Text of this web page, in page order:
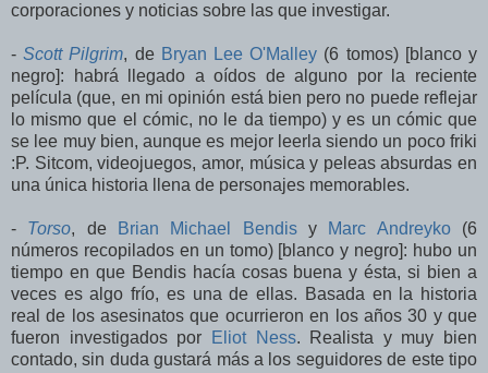
corporaciones y noticias sobre las que investigar.
-Scott Pilgrim, de Bryan Lee O'Malley (6 tomos) [blanco y
negro]: habrá llegado a oídos de alguno por la reciente
película (que, en mi opinión está bien pero no puede reflejar
lo mismo que el cómic, no le da tiempo) y es un cómic que
se lee muy bien, aunque es mejor leerla siendo un poco friki
:P. Sitcom, videojuegos, amor, música y peleas absurdas en
una única historia llena de personajes memorables.
- Torso, de Brian Michael Bendisy Marc Andreyko(6
números recopilados en un tomo) [blanco y negro]: hubo un
tiempo en que Bendis hacía cosas buena y ésta, si bien a
veces es algo frío, es una de ellas. Basada en la historia
real de los asesinatos que ocurrieron en los años 30 y que
fueron investigados por
Eliot Ness. Realista y muy bien
contado, sin duda gustará más a los seguidores de este tipo